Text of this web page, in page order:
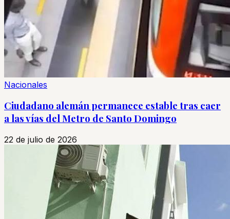
Nacionales
Ciudadano alemán permanece estable tras caer
a las vías del Metro de Santo Domingo
22 de julio de 2026